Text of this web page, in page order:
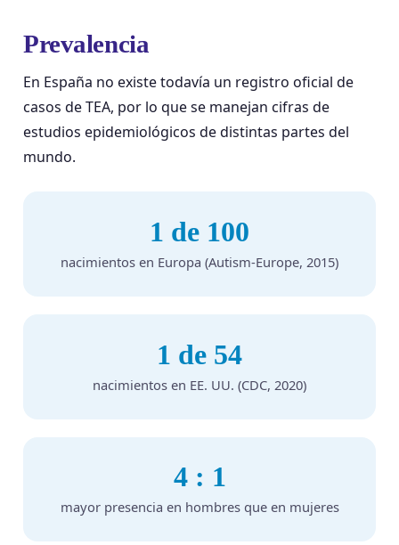
Prevalencia
En España no existe todavía un registro oficial de
casos de TEA, por lo que se manejan cifras de
estudios epidemiológicos de distintas partes del
mundo.
1 de 100
nacimientos en Europa (Autism-Europe, 2015)
1 de 54
nacimientos en EE. UU. (CDC, 2020)
4 : 1
mayor presencia en hombres que en mujeres